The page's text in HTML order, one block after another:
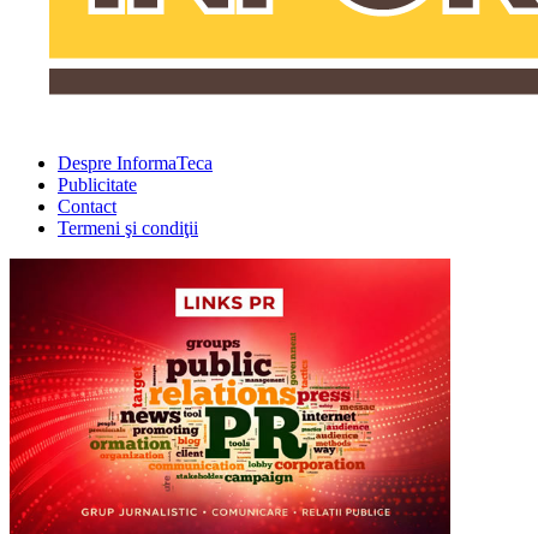
Despre InformaTeca
Publicitate
Contact
Termeni şi condiţii